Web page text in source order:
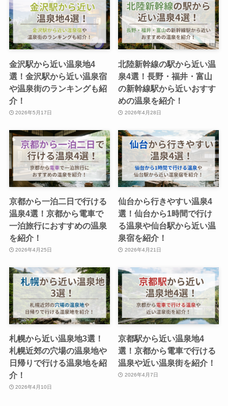
金沢駅から近い温泉地4
選！金沢駅から近い温泉宿
や温泉街のランキングも紹
介！
2026年5月17日
北陸新幹線の駅から近い温
泉4選！長野・福井・富山
の新幹線駅から近いおすす
めの温泉を紹介！
2026年4月28日
京都から一泊二日で行ける
温泉4選！京都から電車で
一泊旅行におすすめの温泉
を紹介！
2026年4月25日
仙台から行きやすい温泉4
選！仙台から1時間で行け
る温泉や仙台駅から近い温
泉宿を紹介！
2026年4月21日
札幌から近い温泉地3選！
札幌近郊の穴場の温泉地や
日帰りで行ける温泉地を紹
介！
2026年4月10日
京都駅から近い温泉地4
選！京都から電車で行ける
温泉や近い温泉街を紹介！
2026年4月7日